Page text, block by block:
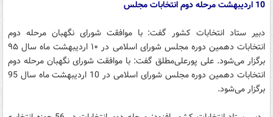
10 اردیبهشت مرحله دوم انتخابات مجلس
دبیر ستاد انتخابات کشور گفت: با موافقت شورای نگهبان مرحله دوم
انتخابات دهمین دوره مجلس شورای اسلامی در ۱۰ اردیبهشت ماه سال ۹۵
برگزار می‌شود. علی پورعلی‌مطلق گفت: با موافقت شورای نگهبان مرحله دوم
انتخابات دهمین دوره مجلس شورای اسلامی در 10 اردیبهشت ماه سال 95
برگزار می‌شود.